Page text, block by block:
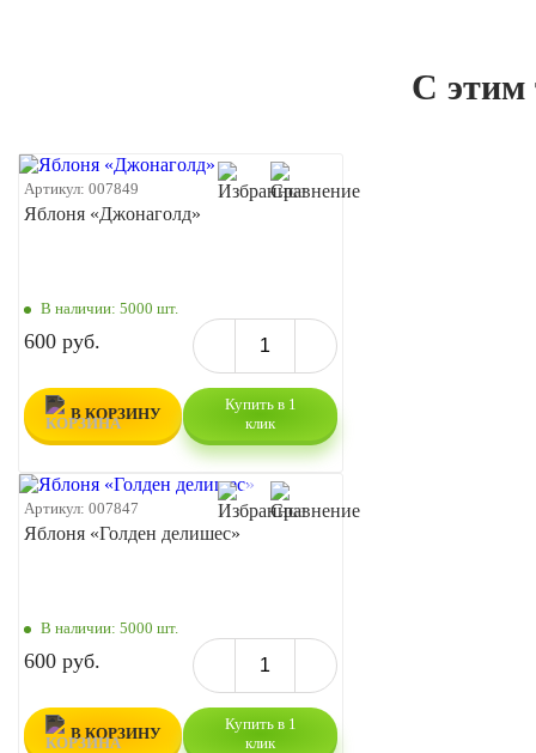
С этим
Артикул: 007849
Яблоня «Джонаголд»
В наличии: 5000 шт.
600 руб.
В КОРЗИНУ
Купить в 1
клик
Артикул: 007847
Яблоня «Голден делишес»
В наличии: 5000 шт.
600 руб.
В КОРЗИНУ
Купить в 1
клик